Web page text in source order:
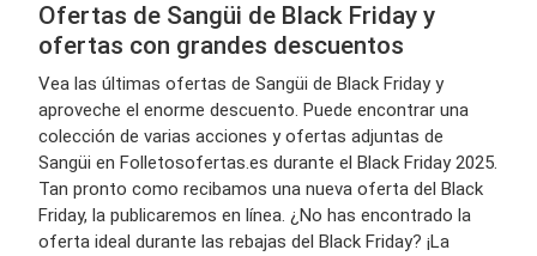
Ofertas de Sangüi de Black Friday y
ofertas con grandes descuentos
Vea las últimas ofertas de Sangüi de Black Friday y
aproveche el enorme descuento. Puede encontrar una
colección de varias acciones y ofertas adjuntas de
Sangüi en Folletosofertas.es durante el Black Friday 2025.
Tan pronto como recibamos una nueva oferta del Black
Friday, la publicaremos en línea. ¿No has encontrado la
oferta ideal durante las rebajas del Black Friday? ¡La